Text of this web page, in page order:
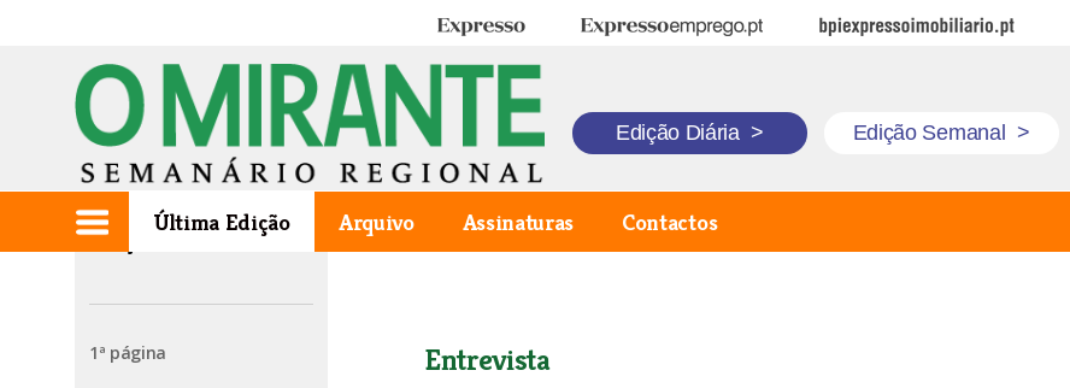
Expresso Expresso Emprego BPI Expresso Imobiliário
Edição Diária > Edição Semanal >
Última Edição Arquivo Assinaturas Contactos
Edição de 2023.10.26
1ª página Entrevista